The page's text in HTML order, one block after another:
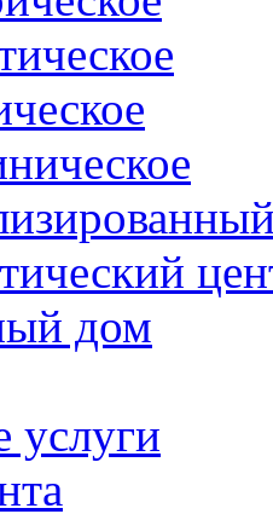
дом
услуги